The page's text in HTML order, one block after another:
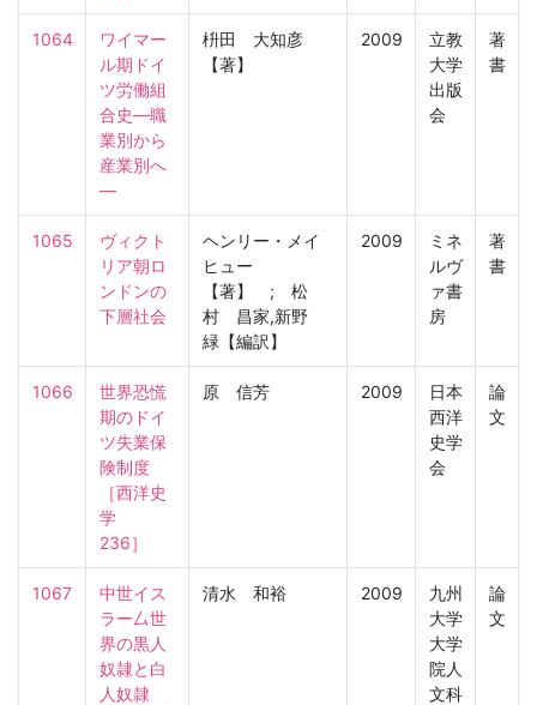
1064
ワイマー
ル期ドイ
ツ労働組
合史―職
業別から
産業別へ
―
枡田 大知彦
【著】
2009
立教
大学
出版
会
著
書
1065
ヴィクト
リア朝ロ
ンドンの
下層社会
ヘンリー・メイ
ヒュー
【著】 ; 松
村 昌家,新野
緑【編訳】
2009
ミネ
ルヴ
ァ書
房
著
書
1066
世界恐慌
期のドイ
ツ失業保
険制度
［西洋史
学
236］
原 信芳 2009
日本
西洋
史学
会
論
文
1067
中世イス
ラー厶世
界の黒人
奴隷と白
人奴隷
清水 和裕 2009
九州
大学
大学
院人
文科
論
文